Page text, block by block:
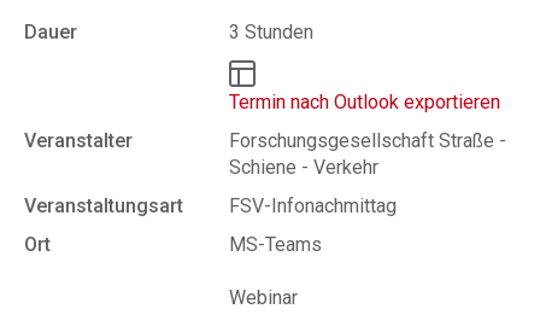
Dauer 3 Stunden
Termin nach Outlook exportieren
Veranstalter
Forschungsgesellschaft Straße -
Schiene - Verkehr
Veranstaltungsart
FSV-Infonachmittag
Ort
MS-Teams
Webinar